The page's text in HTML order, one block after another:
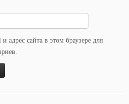
адрес сайта в этом браузере для